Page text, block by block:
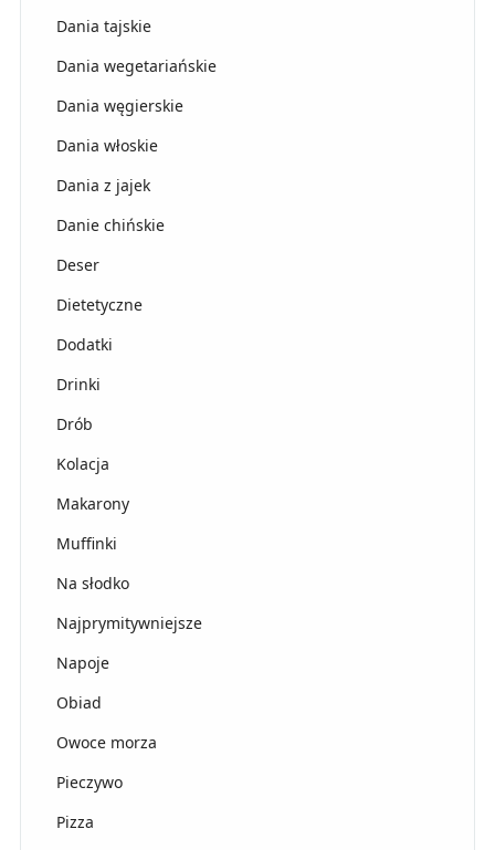
Dania tajskie
Dania wegetariańskie
Dania węgierskie
Dania włoskie
Dania z jajek
Danie chińskie
Deser
Dietetyczne
Dodatki
Drinki
Drób
Kolacja
Makarony
Muffinki
Na słodko
Najprymitywniejsze
Napoje
Obiad
Owoce morza
Pieczywo
Pizza